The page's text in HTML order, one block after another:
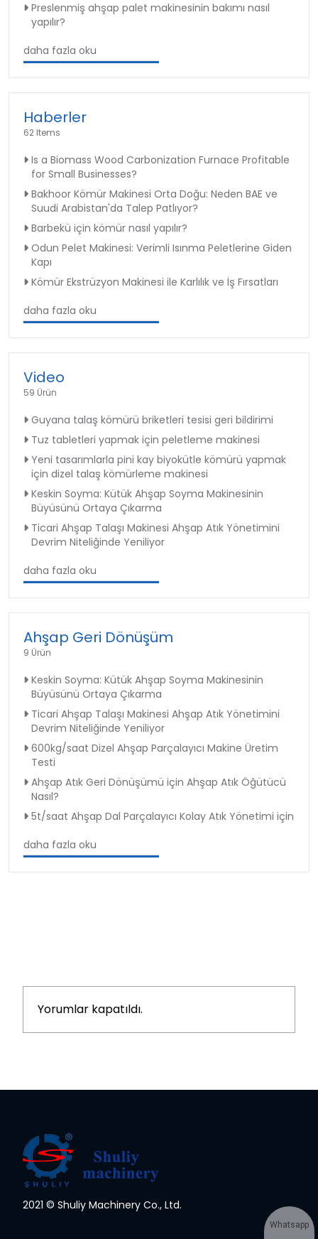
Preslenmiş ahşap palet makinesinin bakımı nasıl
yapılır?
daha fazla oku
Haberler
62 Items
Is a Biomass Wood Carbonization Furnace Profitable
for Small Businesses?
Bakhoor Kömür Makinesi Orta Doğu: Neden BAE ve
Suudi Arabistan'da Talep Patlıyor?
Barbekü için kömür nasıl yapılır?
Odun Pelet Makinesi: Verimli Isınma Peletlerine Giden
Kapı
Kömür Ekstrüzyon Makinesi ile Karlılık ve İş Fırsatları
daha fazla oku
Video
59 Ürün
Guyana talaş kömürü briketleri tesisi geri bildirimi
Tuz tabletleri yapmak için peletleme makinesi
Yeni tasarımlarla pini kay biyokütle kömürü yapmak
için dizel talaş kömürleme makinesi
Keskin Soyma: Kütük Ahşap Soyma Makinesinin
Büyüsünü Ortaya Çıkarma
Ticari Ahşap Talaşı Makinesi Ahşap Atık Yönetimini
Devrim Niteliğinde Yeniliyor
daha fazla oku
Ahşap Geri Dönüşüm
9 Ürün
Keskin Soyma: Kütük Ahşap Soyma Makinesinin
Büyüsünü Ortaya Çıkarma
Ticari Ahşap Talaşı Makinesi Ahşap Atık Yönetimini
Devrim Niteliğinde Yeniliyor
600kg/saat Dizel Ahşap Parçalayıcı Makine Üretim
Testi
Ahşap Atık Geri Dönüşümü için Ahşap Atık Öğütücü
Nasıl?
5t/saat Ahşap Dal Parçalayıcı Kolay Atık Yönetimi için
daha fazla oku
Yorumlar kapatıldı.
2021 © Shuliy Machinery Co., Ltd.
Whatsapp